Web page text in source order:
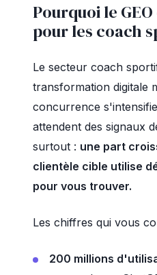
Pourquoi le
pour les coach
Le secteur coach
transformation digitale
concurrence
attendent des signaux
surtout : une part
clientèle cible utilise
pour vous trouver.
Les chiffres qui vous
200 millions